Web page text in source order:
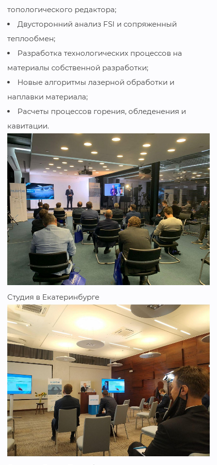
топологического редактора;
Двусторонний анализ FSI и сопряженный
теплообмен;
Разработка технологических процессов на
материалы собственной разработки;
Новые алгоритмы лазерной обработки и
наплавки материала;
Расчеты процессов горения, обледенения и
кавитации.
Студия в Екатеринбурге